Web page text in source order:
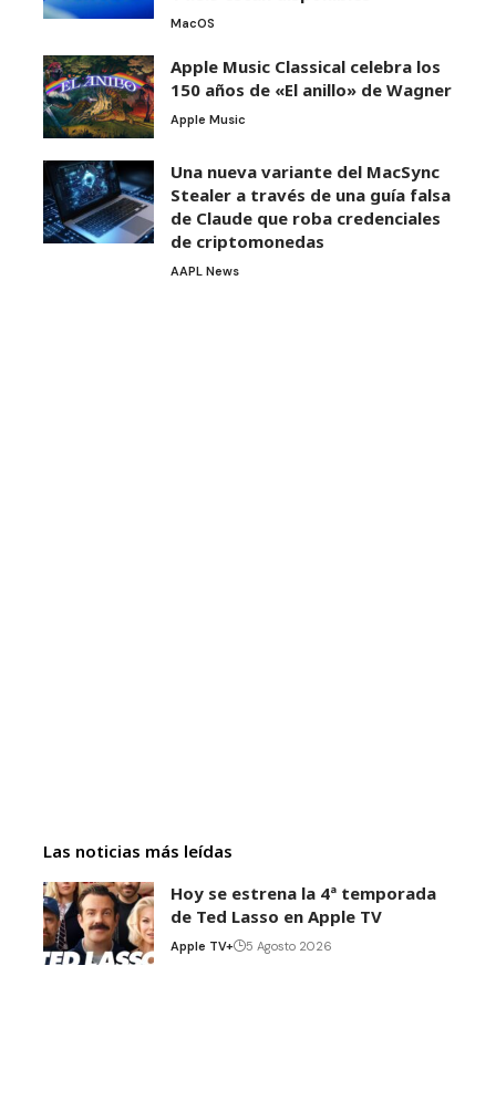
MacOS
Apple Music Classical celebra los
150 años de «El anillo» de Wagner
Apple Music
Una nueva variante del MacSync
Stealer a través de una guía falsa
de Claude que roba credenciales
de criptomonedas
AAPL News
Las noticias más leídas
Hoy se estrena la 4ª temporada
de Ted Lasso en Apple TV
Apple TV+ 5 Agosto 2026